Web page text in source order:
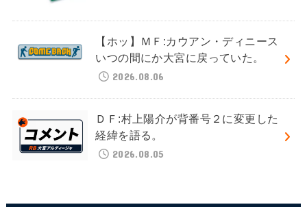
【ホッ】ＭＦ:カウアン・ディニース
いつの間にか大宮に戻っていた。
2026.08.06
ＤＦ:村上陽介が背番号２に変更した
経緯を語る。
2026.08.05